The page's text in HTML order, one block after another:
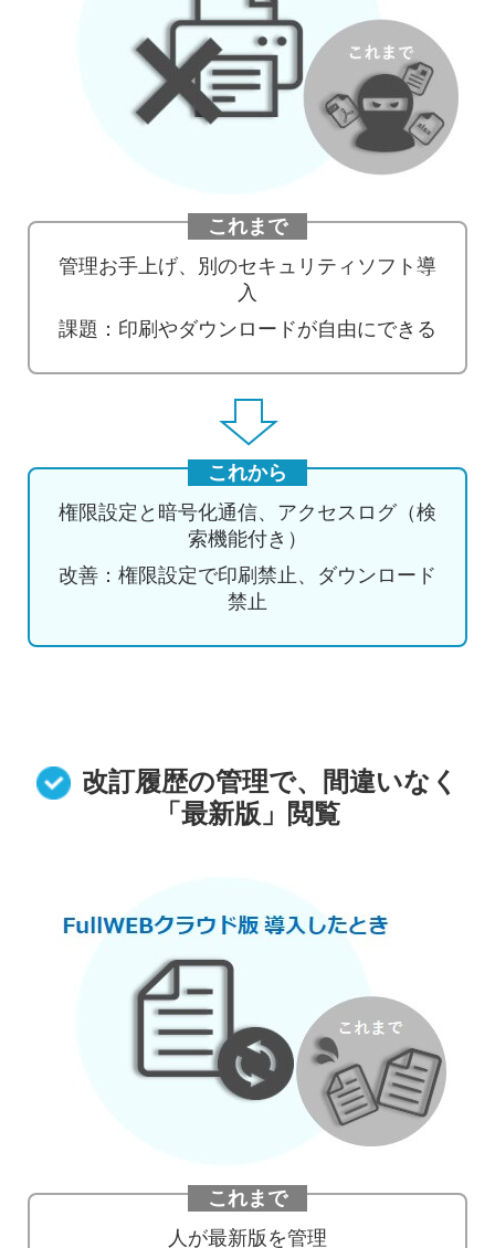
これまで
管理お手上げ、別のセキュリティソフト導
入
課題：印刷やダウンロードが自由にできる
これから
権限設定と暗号化通信、アクセスログ（検
索機能付き）
改善：権限設定で印刷禁止、ダウンロード
禁止
改訂履歴の管理で、間違いなく
「最新版」閲覧
これまで
人が最新版を管理